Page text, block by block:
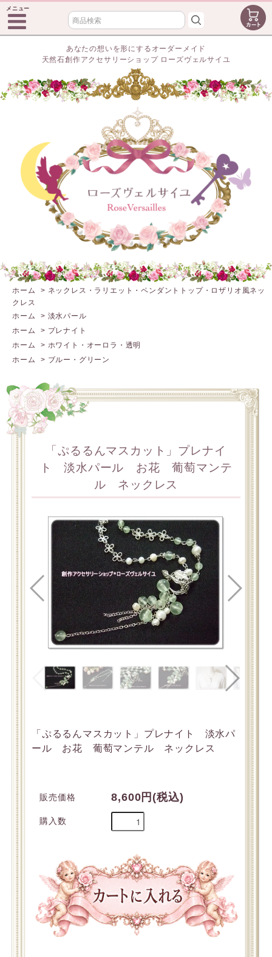
メニュー
あなたの想いを形にするオーダーメイド
天然石創作アクセサリーショップ ローズヴェルサイユ
ホーム > ネックレス・ラリエット・ペンダントトップ・ロザリオ風ネッ
クレス
ホーム
> 淡水パール
ホーム
> プレナイト
ホーム
> ホワイト・オーロラ・透明
ホーム
> ブルー・グリーン
「ぷるるんマスカット」プレナイ
ト 淡水パール お花 葡萄マンテ
ル ネックレス
「ぷるるんマスカット」プレナイト 淡水パ
ール お花 葡萄マンテル ネックレス
販売価格 8,600円(税込)
購入数